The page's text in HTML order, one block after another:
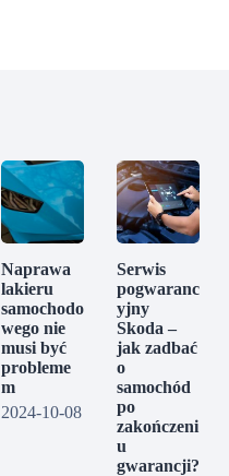
Naprawa
lakieru
samochodo
wego nie
musi być
probleme
m
2024-10-08
Serwis
pogwaranc
yjny
Skoda –
jak zadbać
o
samochód
po
zakończeni
u
gwarancji?